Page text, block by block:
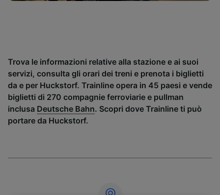
Trova le informazioni relative alla stazione e ai suoi
servizi, consulta gli orari dei treni e prenota i biglietti
da e per Huckstorf. Trainline opera in 45 paesi e vende
biglietti di 270 compagnie ferroviarie e pullman
inclusa Deutsche Bahn. Scopri dove Trainline ti può
portare da Huckstorf.